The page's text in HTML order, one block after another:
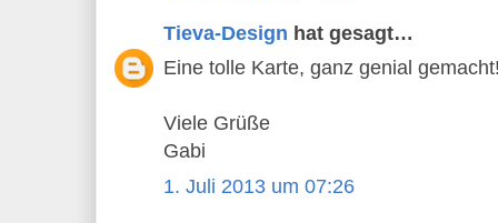
Tieva-Design hat gesagt…
Eine tolle Karte, ganz genial
Viele Grüße
Gabi
1. Juli 2013 um 07:26